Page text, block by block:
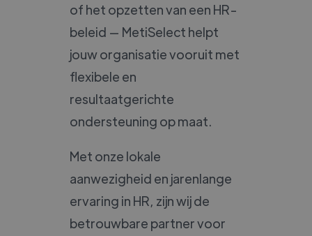
of het opzetten van een HR-
beleid — MetiSelect helpt
jouw organisatie vooruit met
flexibele en
resultaatgerichte
ondersteuning op maat.
Met onze lokale
aanwezigheid en jarenlange
ervaring in HR, zijn wij de
betrouwbare partner voor